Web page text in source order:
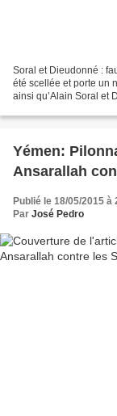
Soral et Dieudonné :
été scellée et porte un
ainsi qu’Alain Soral et
Yémen:
Ansarallah
Publié le 18/05/2015 à
Par José Pedro